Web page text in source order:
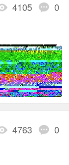
4105 0
4763 0